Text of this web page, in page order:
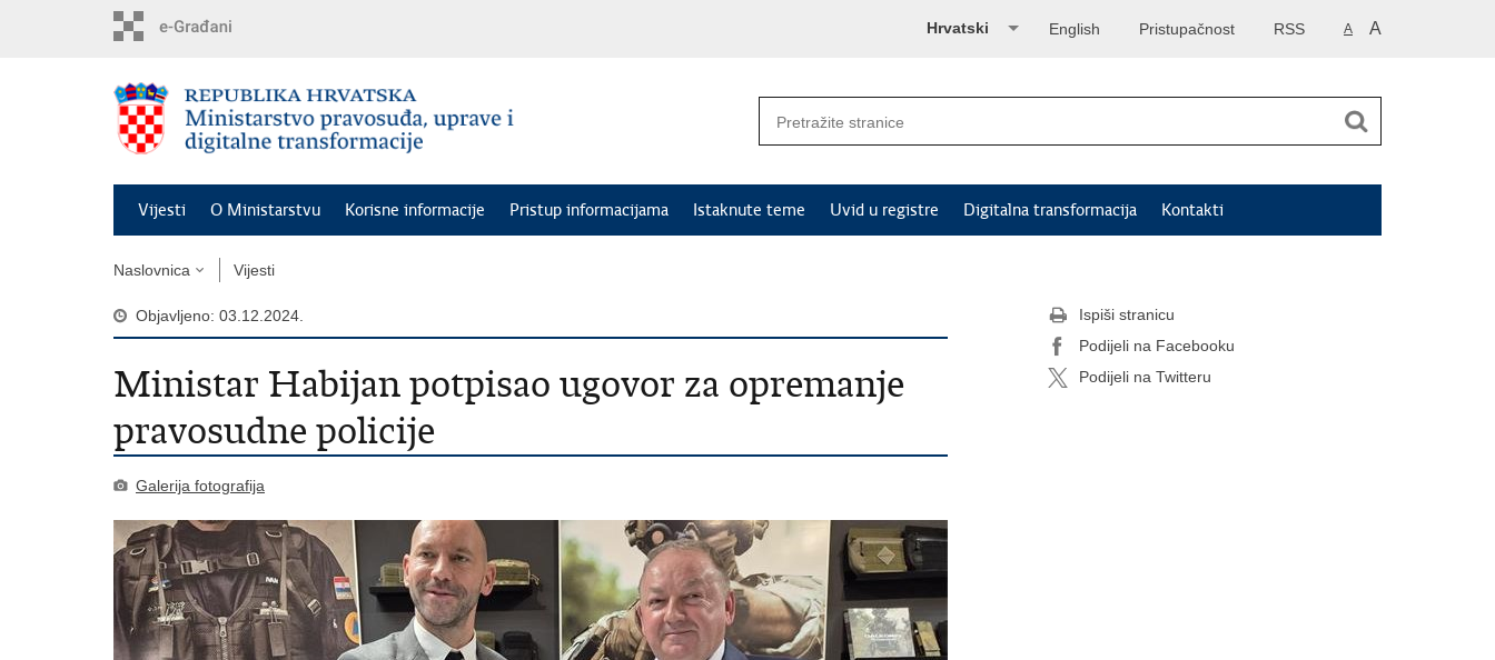
A A
RSS
Pristupačnost
English
Hrvatski
Vijesti O Ministarstvu Korisne informacije Pristup informacijama Istaknute teme Uvid u registre Digitalna transformacija Kontakti
Naslovnica Vijesti
Objavljeno: 03.12.2024.
Ministar Habijan potpisao ugovor za opremanje
pravosudne policije
Galerija fotografija
Ispiši stranicu
Podijeli na Facebooku
Podijeli na Twitteru